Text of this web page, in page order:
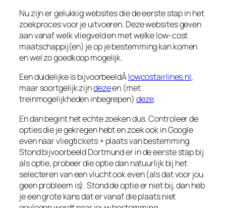
Nu zijn er gelukkig websites die de eerste stap in het
zoekproces voor je uitvoeren. Deze websites geven
aan vanaf welk vliegveld en met welke low-cost
maatschappij(en) je op je bestemming kan komen
en wel zo goedkoop mogelijk.
Een duidelijke is bijvoorbeeldÂlowcostairlines.nl,
maar soortgelijk zijndezeen (met
treinmogelijkheden inbegrepen) deze.
En dan begint het echte zoeken dus. Controleer de
opties die je gekregen hebt en zoek ook in Google
even naarvliegtickets + plaats van bestemming.
Stond bijvoorbeeld Dortmund er in de eerste stap bij
als optie, probeer die optie dan natuurlijk bij het
selecteren van een vlucht ook even (als dat voor jou
geen probleem is). Stond de optie er niet bij, dan heb
je een grote kans dat er vanaf die plaats niet